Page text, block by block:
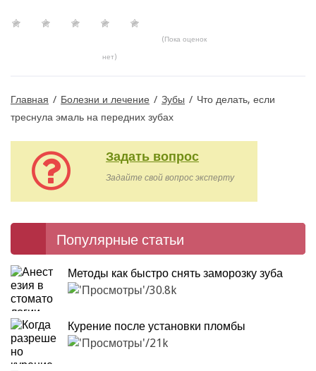
(Пока оценок
нет)
Главная / Болезни и лечение / Зубы / Что делать, если
треснула эмаль на передних зубах
Задать вопрос
Задайте свой вопрос эксперту
Популярные статьи
Методы как быстро снять заморозку зуба
30.8k
Курение после установки пломбы
21k